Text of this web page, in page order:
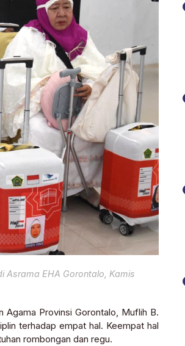
Asrama EHA Gorontalo, Kamis
Agama Provinsi Gorontalo, Muflih B.
terhadap empat hal. Keempat hal
rombongan dan regu.